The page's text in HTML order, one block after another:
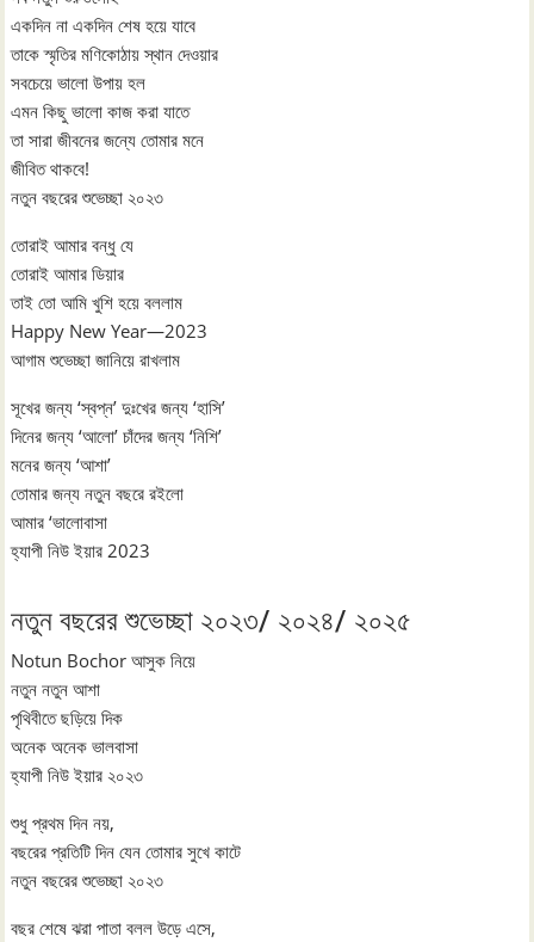
একদিন না একদিন শেষ হয়ে যাবে
তাকে স্মৃতির মণিকোঠায় স্থান দেওয়ার
সবচেয়ে ভালো উপায় হল
এমন কিছু ভালো কাজ করা যাতে
তা সারা জীবনের জন্যে তোমার মনে
জীবিত থাকবে!
নতুন বছরের শুভেচ্ছা ২০২৩
তোরাই আমার বন্ধু যে
তোরাই আমার ডিয়ার
তাই তো আমি খুশি হয়ে বললাম
Happy New Year—2023
আগাম শুভেচ্ছা জানিয়ে রাখলাম
সূখের জন্য ‘স্বপ্ন’ দুঃখের জন্য ‘হাসি’
দিনের জন্য ‘আলো’ চাঁদের জন্য ‘নিশি’
মনের জন্য ‘আশা’
তোমার জন্য নতুন বছরে রইলো
আমার ‘ভালোবাসা
হ্যাপী নিউ ইয়ার 2023
নতুন বছরের শুভেচ্ছা ২০২৩/ ২০২৪/ ২০২৫
Notun Bochor আসুক নিয়ে
নতুন নতুন আশা
পৃথিবীতে ছড়িয়ে দিক
অনেক অনেক ভালবাসা
হ্যাপী নিউ ইয়ার ২০২৩
শুধু প্রথম দিন নয়,
বছরের প্রতিটি দিন যেন তোমার সুখে কাটে
নতুন বছরের শুভেচ্ছা ২০২৩
বছর শেষে ঝরা পাতা বলল উড়ে এসে,